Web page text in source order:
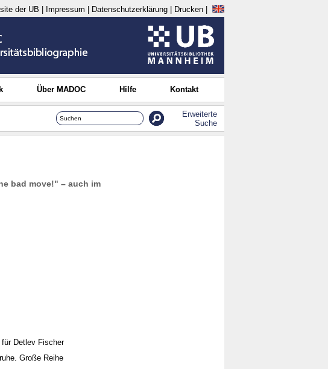
der UB Impressum Datenschutzerklärung Drucken
Über MADOC Hilfe Kontakt
Erweiterte
Suche
bad move!" – auch im
Detlev Fischer
Große Reihe